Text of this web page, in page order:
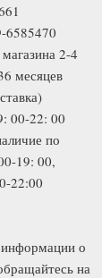
6585470
2-4
месяцев
00-22: 00
по
19: 00,
22:00
о
на